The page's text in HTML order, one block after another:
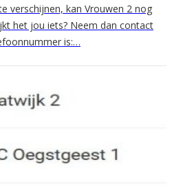
verschijnen, kan Vrouwen 2 nog
het jou iets? Neem dan contact
is:…